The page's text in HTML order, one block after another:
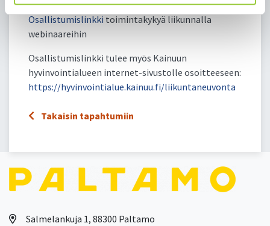
Osallistumislinkki toimintakykyä liikunnalla
webinaareihin
Osallistumislinkki tulee myös Kainuun
hyvinvointialueen internet-sivustolle osoitteeseen:
https://hyvinvointialue.kainuu.fi/liikuntaneuvonta
Takaisin tapahtumiin
Salmelankuja 1, 88300 Paltamo